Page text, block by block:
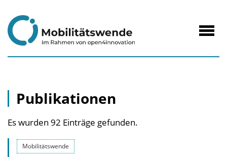
Inhalt
Publikationen
Es wurden 92 Einträge gefunden.
Mobilitätswende